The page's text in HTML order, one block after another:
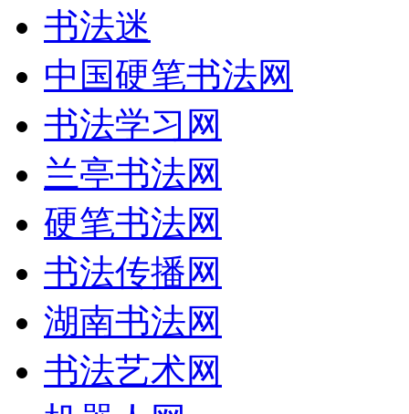
书法迷
中国硬笔书法网
书法学习网
兰亭书法网
硬笔书法网
书法传播网
湖南书法网
书法艺术网